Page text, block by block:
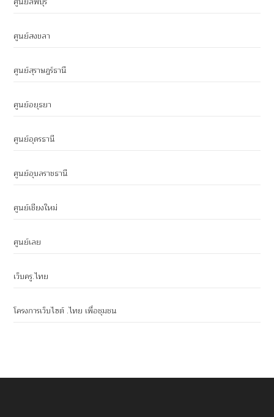
ศูนย์สงขลา
ศูนย์สุราษฎร์ธานี
ศูนย์อยุธยา
ศูนย์อุดรธานี
ศูนย์อุบลราชธานี
ศูนย์เชียงใหม่
ศูนย์เลย
เว็บครู.ไทย
โครงการเว็บไซต์ .ไทย เพื่อชุมชน